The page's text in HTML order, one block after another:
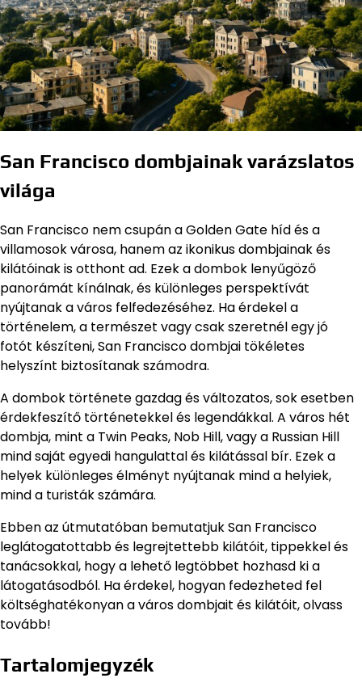
San Francisco dombjainak varázslatos
világa
San Francisco nem csupán a Golden Gate híd és a
villamosok városa, hanem az ikonikus dombjainak és
kilátóinak is otthont ad. Ezek a dombok lenyűgöző
panorámát kínálnak, és különleges perspektívát
nyújtanak a város felfedezéséhez. Ha érdekel a
történelem, a természet vagy csak szeretnél egy jó
fotót készíteni, San Francisco dombjai tökéletes
helyszínt biztosítanak számodra.
A dombok története gazdag és változatos, sok esetben
érdekfeszítő történetekkel és legendákkal. A város hét
dombja, mint a Twin Peaks, Nob Hill, vagy a Russian Hill
mind saját egyedi hangulattal és kilátással bír. Ezek a
helyek különleges élményt nyújtanak mind a helyiek,
mind a turisták számára.
Ebben az útmutatóban bemutatjuk San Francisco
leglátogatottabb és legrejtettebb kilátóit, tippekkel és
tanácsokkal, hogy a lehető legtöbbet hozhasd ki a
látogatásodból. Ha érdekel, hogyan fedezheted fel
költséghatékonyan a város dombjait és kilátóit, olvass
tovább!
Tartalomjegyzék